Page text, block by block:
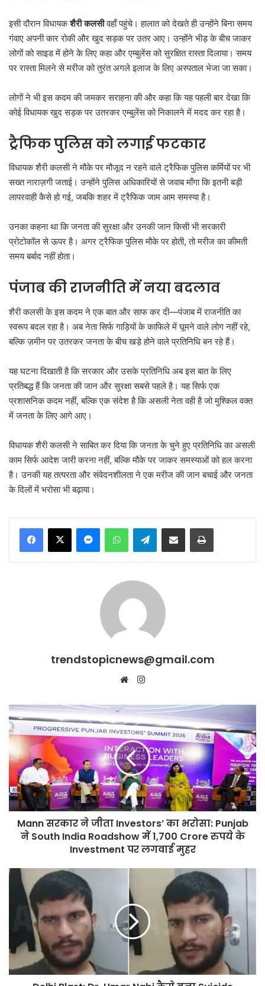
इसी दौरान विधायकशैरी कलसीवहाँ पहुंचे। हालात को देखते ही उन्होंने बिना समय
गंवाए अपनी कार रोकी और खुद सड़क पर उतर आए। उन्होंने भीड़ के बीच जाकर
लोगों को साइड में होने के लिए कहा और एम्बुलेंस को सुरक्षित रास्ता दिलाया। समय
पर रास्ता मिलने से मरीज को तुरंत अगले इलाज के लिए अस्पताल भेजा जा सका।
लोगों ने भी इस कदम की जमकर सराहना की और कहा कि यह पहली बार देखा कि
कोई विधायक खुद सड़क पर उतरकर एम्बुलेंस को निकालने में मदद कर रहा है।
ट्रैफिक पुलिस को लगाई फटकार
विधायक शैरी कलसी ने मौके पर मौजूद न रहने वाले ट्रैफिक पुलिस कर्मियों पर भी
सख्त नाराज़गी जताई। उन्होंने पुलिस अधिकारियों से जवाब माँगा कि इतनी बड़ी
लापरवाही कैसे हो गई, जबकि शहर में ट्रैफिक जाम आम समस्या है।
उनका कहना था कि जनता की सुरक्षा और उनकी जान किसी भी सरकारी
प्रोटोकॉल से ऊपर है। अगर ट्रैफिक पुलिस मौके पर होती, तो मरीज का कीमती
समय बर्बाद नहीं होता।
पंजाब की राजनीति में नया बदलाव
शैरी कलसी के इस कदम ने एक बात और साफ कर दी—पंजाब में राजनीति का
स्वरूप बदल रहा है। अब नेता सिर्फ गाड़ियों के काफिले में घूमने वाले लोग नहीं रहे,
बल्कि ज़मीन पर उतरकर जनता के बीच खड़े होने वाले प्रतिनिधि बन रहे हैं।
यह घटना दिखाती है कि सरकार और उसके प्रतिनिधि अब इस बात के लिए
प्रतिबद्ध हैं कि जनता की जान और सुरक्षा सबसे पहले है। यह सिर्फ एक
प्रशासनिक कदम नहीं, बल्कि एक संदेश है कि असली नेता वही है जो मुश्किल वक्त
में जनता के लिए आगे आए।
विधायक शैरी कलसी ने साबित कर दिया कि जनता के चुने हुए प्रतिनिधि का असली
काम सिर्फ आदेश जारी करना नहीं, बल्कि मौके पर जाकर समस्याओं को हल करना
है। उनकी यह तत्परता और संवेदनशीलता ने एक मरीज की जान बचाई और जनता
के दिलों में भरोसा भी बढ़ाया।
MessengerWhatsAppTelegramShare via Email Print
trendstopicnews@gmail.com
Website
Mann
सरकार
ने
Investors’
भरोसा:
Punjab
ने
South
India
1,700
Crore
Investment
लगवाई
Mann सरकार ने जीता Investors’ का भरोसा: Punjab
ने South India Roadshow में 1,700 Crore रुपये के
Investment पर लगवाई मुहर
Delhi
Blast:
बना
Suicide
Bomber,